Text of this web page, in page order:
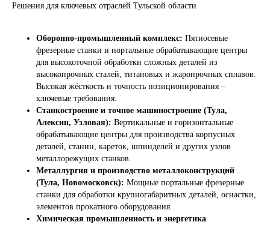
Решения для ключевых отраслей Тульской области
Оборонно-промышленный комплекс: Пятиосевые
фрезерные станки и портальные обрабатывающие центры
для высокоточной обработки сложных деталей из
высокопрочных сталей, титановых и жаропрочных сплавов.
Высокая жёсткость и точность позиционирования –
ключевые требования.
Станкостроение и точное машиностроение (Тула,
Алексин, Узловая): Вертикальные и горизонтальные
обрабатывающие центры для производства корпусных
деталей, станин, кареток, шпинделей и других узлов
металлорежущих станков.
Металлургия и производство металлоконструкций
(Тула, Новомосковск): Мощные портальные фрезерные
станки для обработки крупногабаритных деталей, оснастки,
элементов прокатного оборудования.
Химическая промышленность и энергетика